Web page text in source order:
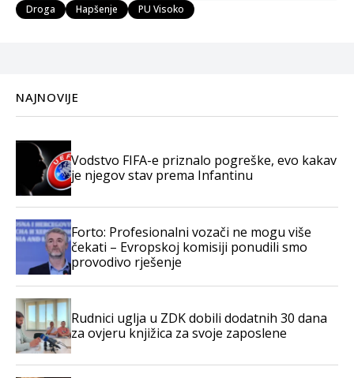
Droga Hapšenje PU Visoko
NAJNOVIJE
Vodstvo FIFA-e priznalo pogreške, evo kakav
je njegov stav prema Infantinu
Forto: Profesionalni vozači ne mogu više
čekati – Evropskoj komisiji ponudili smo
provodivo rješenje
Rudnici uglja u ZDK dobili dodatnih 30 dana
za ovjeru knjižica za svoje zaposlene